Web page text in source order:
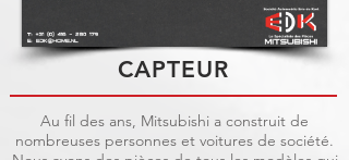
CAPTEUR
Au fil des ans, Mitsubishi a construit de
nombreuses personnes et voitures de société.